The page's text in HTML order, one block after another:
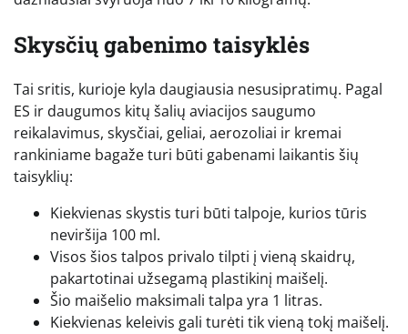
Skysčių gabenimo taisyklės
Tai sritis, kurioje kyla daugiausia nesusipratimų. Pagal
ES ir daugumos kitų šalių aviacijos saugumo
reikalavimus, skysčiai, geliai, aerozoliai ir kremai
rankiniame bagaže turi būti gabenami laikantis šių
taisyklių:
Kiekvienas skystis turi būti talpoje, kurios tūris
neviršija 100 ml.
Visos šios talpos privalo tilpti į vieną skaidrų,
pakartotinai užsegamą plastikinį maišelį.
Šio maišelio maksimali talpa yra 1 litras.
Kiekvienas keleivis gali turėti tik vieną tokį maišelį.